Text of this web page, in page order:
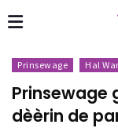
Prinsewage Hal
Prinsewage
dèèrin de